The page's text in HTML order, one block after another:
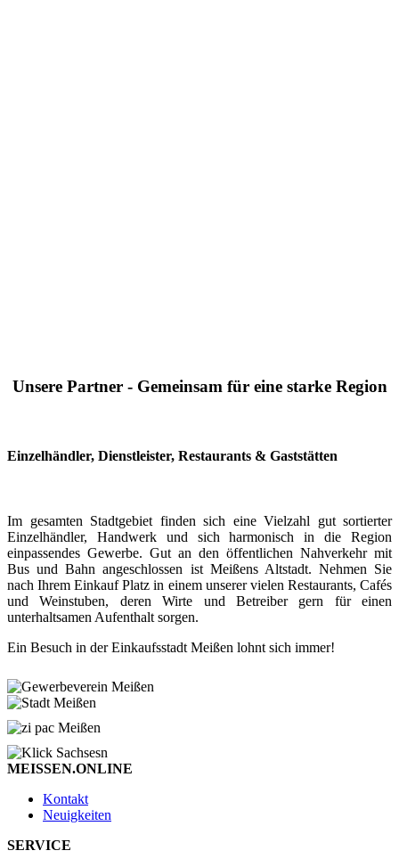
Unsere Partner - Gemeinsam für eine starke Region
Einzelhändler, Dienstleister, Restaurants & Gaststätten
Im gesamten Stadtgebiet finden sich eine Vielzahl gut sortierter
Einzelhändler, Handwerk und sich harmonisch in die Region
einpassendes Gewerbe. Gut an den öffentlichen Nahverkehr mit
Bus und Bahn angeschlossen ist Meißens Altstadt. Nehmen Sie
nach Ihrem Einkauf Platz in einem unserer vielen Restaurants, Cafés
und Weinstuben, deren Wirte und Betreiber gern für einen
unterhaltsamen Aufenthalt sorgen.
Ein Besuch in der Einkaufsstadt Meißen lohnt sich immer!
MEISSEN.ONLINE
Kontakt
Neuigkeiten
SERVICE